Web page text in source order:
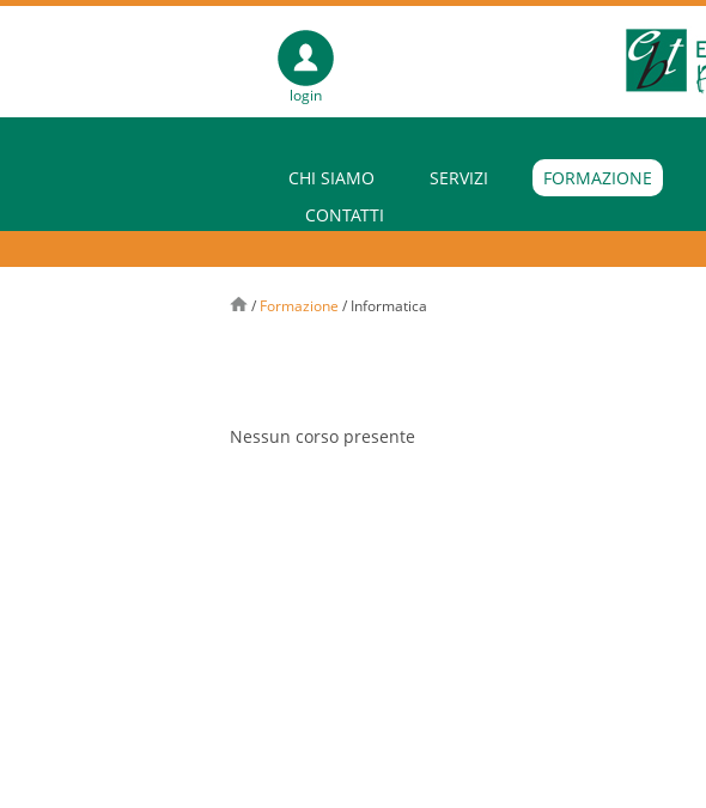
login
CHI SIAMO SERVIZI FORMAZIONE
CONTATTI
/ Formazione / Informatica
Nessun corso presente